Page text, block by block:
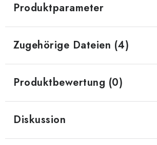
Produktparameter
Zugehörige Dateien (4)
Produktbewertung (0)
Diskussion